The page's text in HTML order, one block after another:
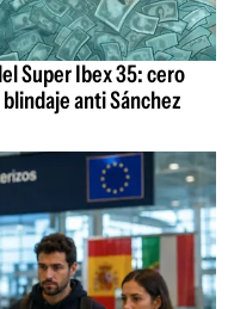
Super Ibex 35: cero
anti Sánchez